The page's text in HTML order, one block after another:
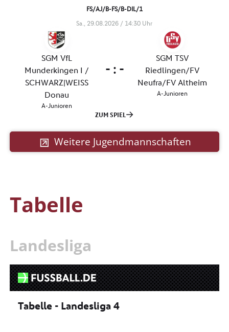
Weitere Jugendmannschaften
Tabelle
Landesliga